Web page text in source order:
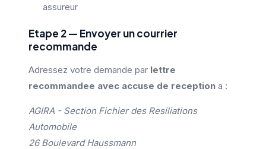
assureur
Etape 2 — Envoyer un courrier
recommande
Adressez votre demande par lettre
recommandee avec accuse de reception a :
AGIRA - Section Fichier des Resiliations
Automobile
26 Boulevard Haussmann